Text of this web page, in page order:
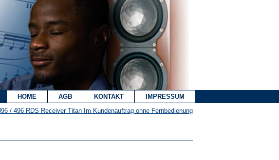
HOME AGB KONTAKT IMPRESSUM
`
/ 496 RDS Receiver Titan Im Kundenauftrag ohne Fernbedienung